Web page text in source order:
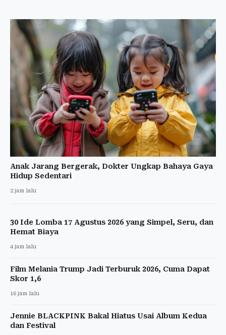
Anak Jarang Bergerak, Dokter Ungkap Bahaya Gaya
Hidup Sedentari
2 jam lalu
30 Ide Lomba 17 Agustus 2026 yang Simpel, Seru, dan
Hemat Biaya
4 jam lalu
Film Melania Trump Jadi Terburuk 2026, Cuma Dapat
Skor 1,6
16 jam lalu
Jennie BLACKPINK Bakal Hiatus Usai Album Kedua
dan Festival